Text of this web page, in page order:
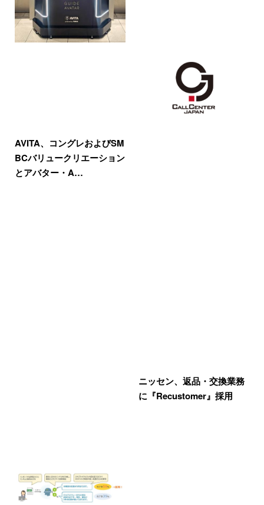
AVITA、コングレおよびSM
BCバリュークリエーション
とアバター・A…
ニッセン、返品・交換業務
に『Recustomer』採用